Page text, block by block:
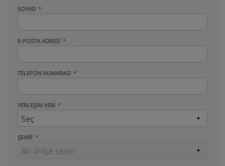
SOYAD
E-POSTA ADRESI
TELEFON NUMARASI
YERLEŞIM YERI
ŞEHIR